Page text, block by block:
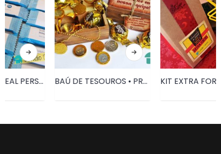
BAÚ DE TESOUROS • PRD015 KIT EXTRA FORTE • PRD125